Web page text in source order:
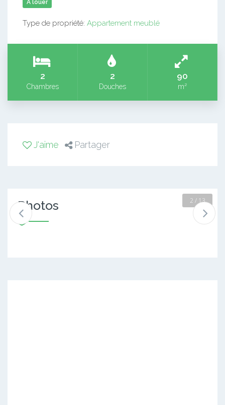
A louer
Type de propriété: Appartement meublé
2
Chambres
2
Douches
90
m²
J'aime Partager
Photos 2 / 13